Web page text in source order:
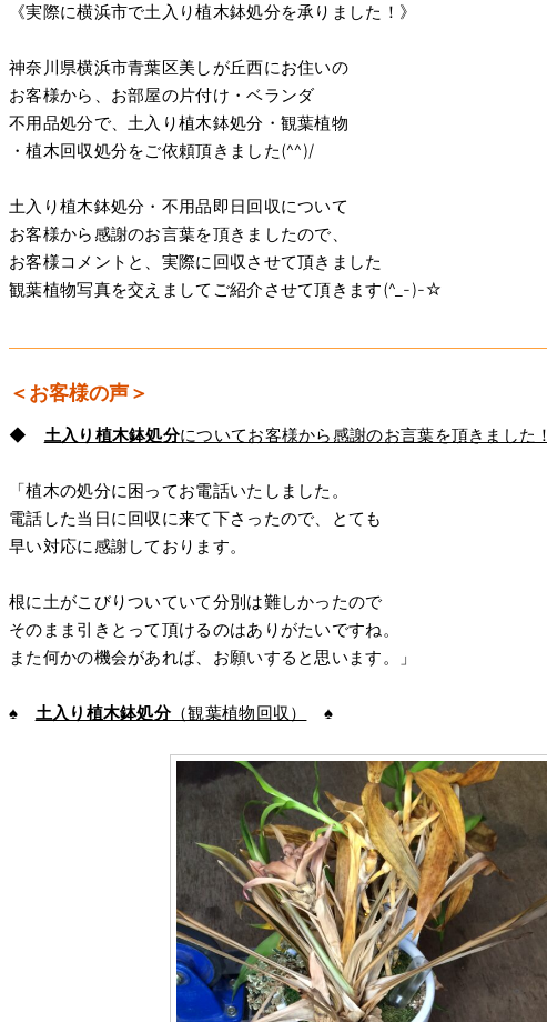
《実際に横浜市で土入り植木鉢処分を承りました！》
神奈川県横浜市青葉区美しが丘西にお住いの
お客様から、お部屋の片付け・ベランダ
不用品処分で、土入り植木鉢処分・観葉植物
・植木回収処分をご依頼頂きました(^^)/
土入り植木鉢処分・不用品即日回収について
お客様から感謝のお言葉を頂きましたので、
お客様コメントと、実際に回収させて頂きました
観葉植物写真を交えましてご紹介させて頂きます(^_-)-☆
＜お客様の声＞
◆ 土入り植木鉢処分についてお客様から感謝のお言葉を頂きました！
「植木の処分に困ってお電話いたしました。
電話した当日に回収に来て下さったので、とても
早い対応に感謝しております。
根に土がこびりついていて分別は難しかったので
そのまま引きとって頂けるのはありがたいですね。
また何かの機会があれば、お願いすると思います。」
♠ 土入り植木鉢処分（観葉植物回収） ♠